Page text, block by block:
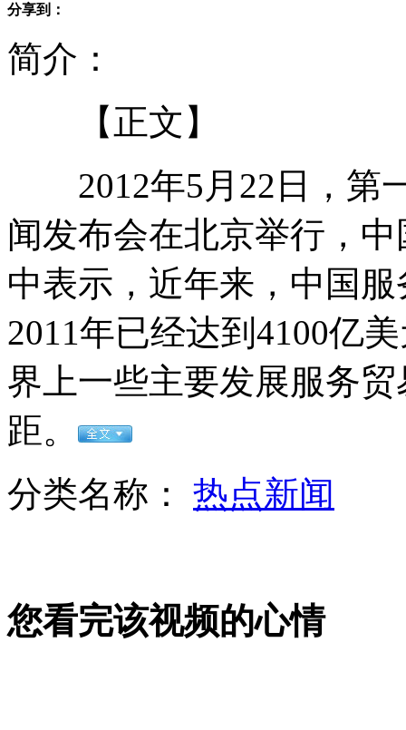
实拍超市经理索贿 自曝行业潜规则
专家称牛奶添加激素或超20种
南方继续暴雨预警 北方大风降温
分享到：
简介：
【正文】
2012年5月22日，第
闻发布会在北京举行，
中表示，近年来，中国
2011年已经达到4100亿
界上一些主要发展服务
距。
分类名称： 热点新闻
您看完该视频的心情